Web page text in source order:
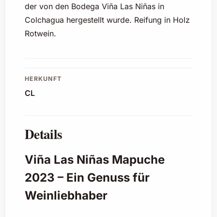
der von den Bodega Viña Las Niñas in
Colchagua hergestellt wurde. Reifung in Holz
Rotwein.
HERKUNFT
CL
Details
Viña Las Niñas Mapuche
2023 – Ein Genuss für
Weinliebhaber